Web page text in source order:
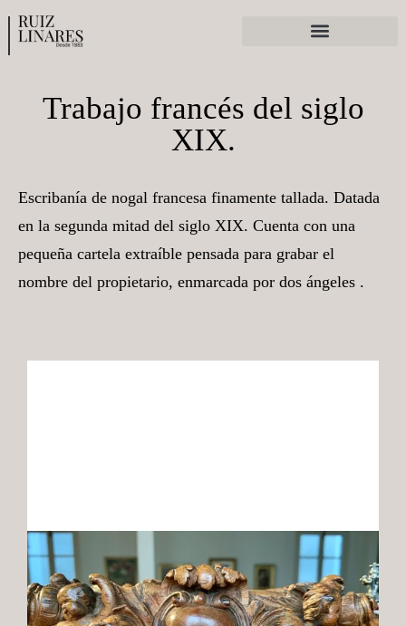
Trabajo francés del siglo
XIX.
Escribanía de nogal francesa finamente tallada. Datada
en la segunda mitad del siglo XIX. Cuenta con una
pequeña cartela extraíble pensada para grabar el
nombre del propietario, enmarcada por dos ángeles .